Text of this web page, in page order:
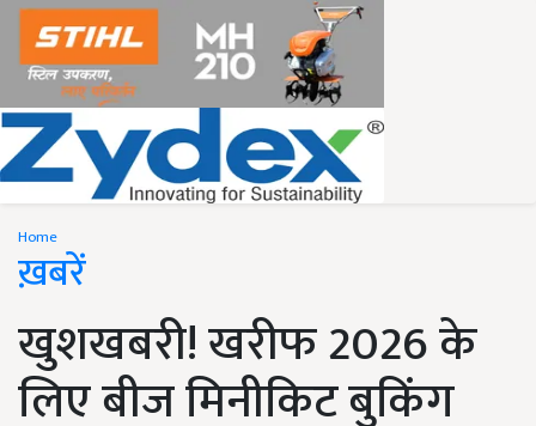
Home
ख़बरें
खुशखबरी! खरीफ 2026 के
लिए बीज मिनीकिट बुकिंग